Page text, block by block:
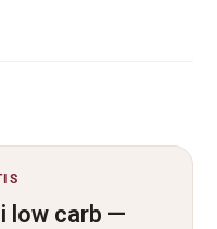
low carb —